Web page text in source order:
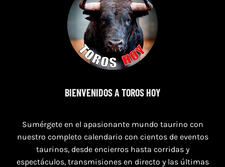
16 de agosto de 2026
TOROS HERRERA DEL DUQUE 16 AGOSTO
BIENVENIDOS A TOROS HOY
Sumérgete en el apasionante mundo taurino con
nuestro completo calendario con cientos de eventos
taurinos, desde encierros hasta corridas y
espectáculos, transmisiones en directo y las últimas